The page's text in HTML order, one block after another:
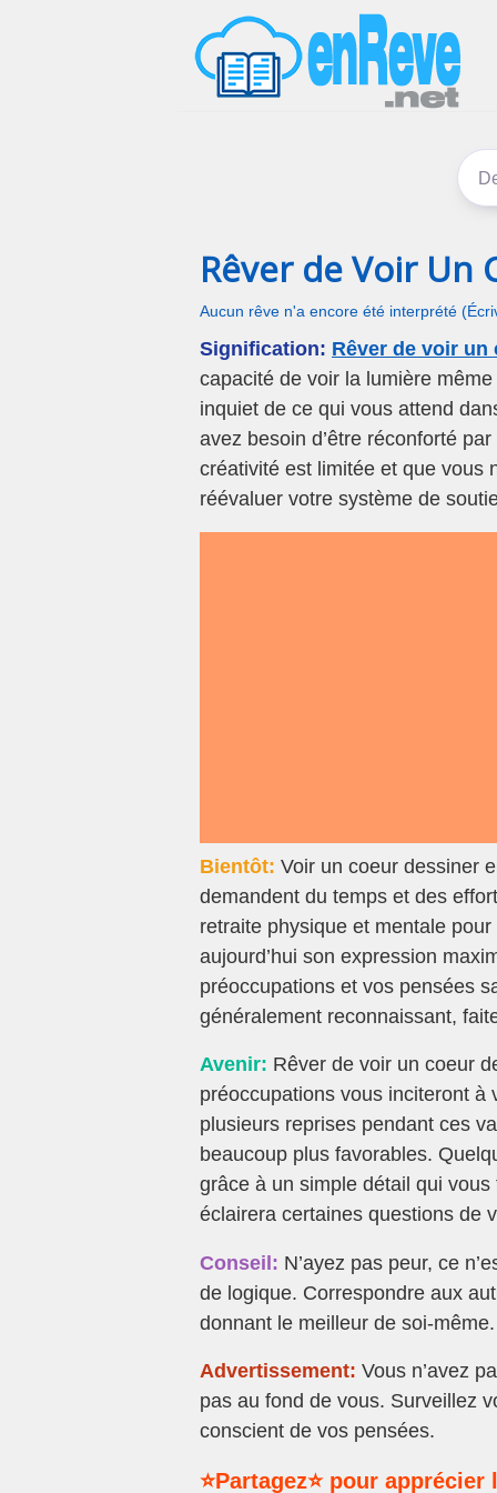
Rêver de Voir Un
Aucun rêve n'a encore été interprété
Signification: Rêver de voir un
capacité de voir la lumière
inquiet de ce qui vous attend
avez besoin d’être réconforté
créativité est limitée et que vous
réévaluer votre système de
Bientôt: Voir un coeur dessiner
demandent du temps et des
retraite physique et mentale
aujourd’hui son expression
préoccupations et vos pensées
généralement reconnaissant,
Avenir: Rêver de voir un coeur
préoccupations vous inciteront à
plusieurs reprises pendant ces
beaucoup plus favorables.
grâce à un simple détail qui
éclairera certaines questions de
Conseil: N’ayez pas peur, ce
de logique. Correspondre aux
donnant le meilleur de soi-même.
Advertissement: Vous n’avez
pas au fond de vous. Surveillez
conscient de vos pensées.
⭐Partagez⭐ pour